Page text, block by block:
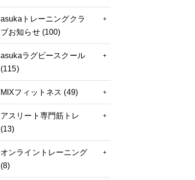
asukaトレーニングクラ
ブお知らせ (100)
asukaラグビースクール
(115)
MIXフィットネス (49)
アスリート専門筋トレ
(13)
オンライントレーニング
(8)